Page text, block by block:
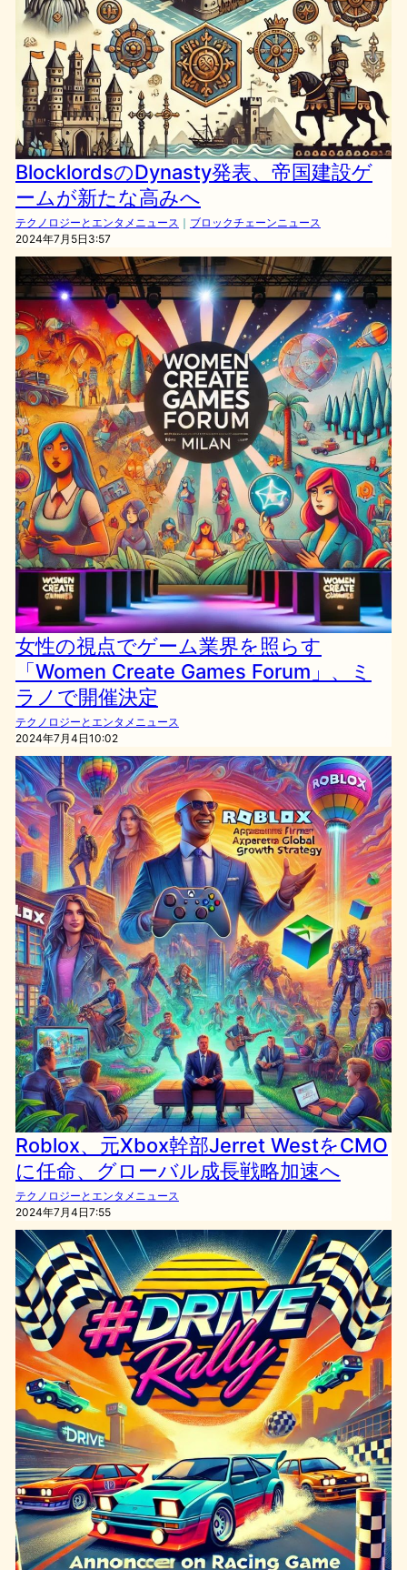
BlocklordsのDynasty発表、帝国建設ゲ
ームが新たな高みへ
テクノロジーとエンタメニュース ｜ ブロックチェーンニュース
2024年7月5日3:57
女性の視点でゲーム業界を照らす
「Women Create Games Forum」、ミ
ラノで開催決定
テクノロジーとエンタメニュース
2024年7月4日10:02
Roblox、元Xbox幹部Jerret WestをCMO
に任命、グローバル成長戦略加速へ
テクノロジーとエンタメニュース
2024年7月4日7:55